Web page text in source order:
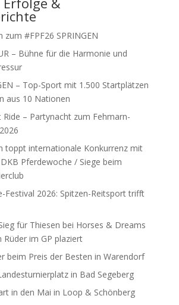
zum #FPF26 SPRINGEN
– Bühne für die Harmonie und
– Top-Sport mit 1.500 Startplätzen
aus 10 Nationen
Ride – Partynacht zum Fehmarn-
toppt internationale Konkurrenz mit
Pferdewoche / Siege beim
Festival 2026: Spitzen-Reitsport trifft
für Thiesen bei Horses & Dreams
Rüder im GP plaziert
beim Preis der Besten in Warendorf
in Bad Segeberg
in den Mai in Loop & Schönberg